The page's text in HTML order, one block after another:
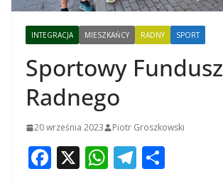
INTEGRACJA MIESZKAŃCY RADNY SPORT
Sportowy Fundusz
Radnego
20 września 2023 Piotr Groszkowski
F X W T